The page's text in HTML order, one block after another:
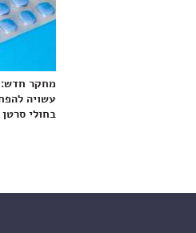
מחקר חדש:
עשויה
בחולי סרטן